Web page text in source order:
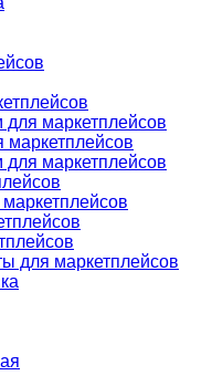
для маркетплейсов
маркетплейсов
для маркетплейсов
для маркетплейсов